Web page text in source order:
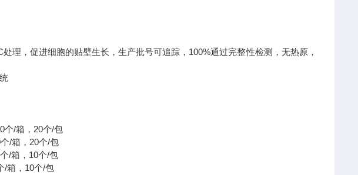
理，促进细胞的贴壁生长，生产批号可追踪，100%通过完整性检测，无热原，
/箱，20个/包
，20个/包
，10个/包
，10个/包